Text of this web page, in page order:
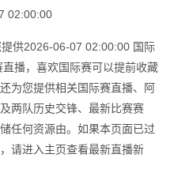
02:00:00
提供2026-06-07 02:00:00 国际
播，喜欢国际赛可以提前收藏
为您提供相关国际赛直播、阿
两队历史交锋、最新比赛赛
任何资源由。如果本页面已过
请进入主页查看最新直播新